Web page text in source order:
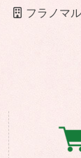
フラノマ